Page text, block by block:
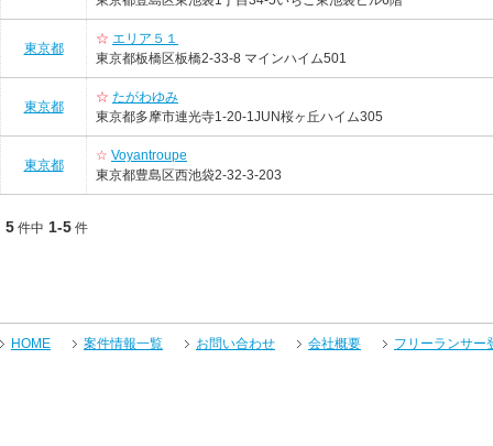
東京都
☆ エリア５１
東京都板橋区板橋2-33-8 マインハイム501
東京都
☆ たがわゆみ
東京都多摩市連光寺1-20-1JUN桜ヶ丘ハイム305
東京都
☆ Voyantroupe
東京都豊島区西池袋2-32-3-203
5 件中 1-5 件
HOME 案件情報一覧 お問い合わせ 会社概要 フリーランサー